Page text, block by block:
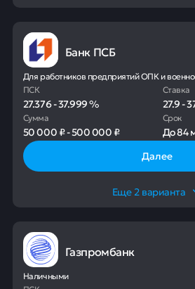
Банк ПСБ
Для работников предприятий ОПК и
ПСК
27.376-37.999%
Ставка
27.9-
Сумма
50 000 ₽-500 000 ₽
Срок
До84
Далее
Еще2 варианта
Газпромбанк
Наличными